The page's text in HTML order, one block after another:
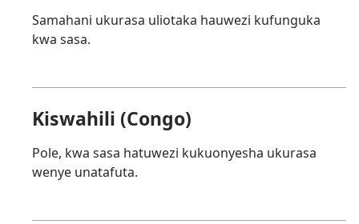
Samahani ukurasa uliotaka hauwezi kufunguka
kwa sasa.
Kiswahili (Congo)
Pole, kwa sasa hatuwezi kukuonyesha ukurasa
wenye unatafuta.